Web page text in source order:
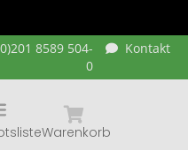
8589 504-
0
Kontakt
Warenkorb